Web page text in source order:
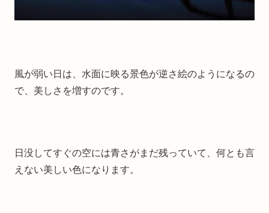
風が弱い日は、水面に映る景色が逆さ絵のようになるの
で、美しさを増すのです。
日没してすぐの空には青さがまだ残っていて、何とも言
えない美しい色になります。